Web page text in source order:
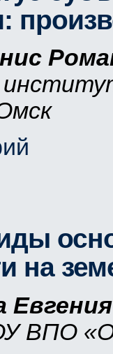
на
ВПО